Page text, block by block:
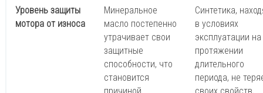
Уровень защиты
мотора от износа
Минеральное
масло постепенно
утрачивает свои
защитные
способности, что
становится
Синтетика,
в условиях
эксплуатации на
протяжении
длительного
периода, не